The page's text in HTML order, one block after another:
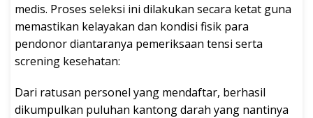
medis. Proses seleksi ini dilakukan secara ketat guna
memastikan kelayakan dan kondisi fisik para
pendonor diantaranya pemeriksaan tensi serta
screning kesehatan:
​Dari ratusan personel yang mendaftar, berhasil
dikumpulkan puluhan kantong darah yang nantinya